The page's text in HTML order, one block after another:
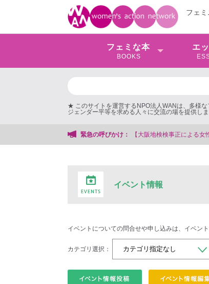
フェ
フェミな本
BOOKS
エ
★ このサイトを運営するNPO法人WANは、多様
ジェンダー平等を求める人々に交流の場を提供しま
緊急の呼びかけ：
【大阪地検検事正による女性検事への性的暴
イベント情報
イベントについての問合せや申し込みは、イベン
カテゴリ選択：